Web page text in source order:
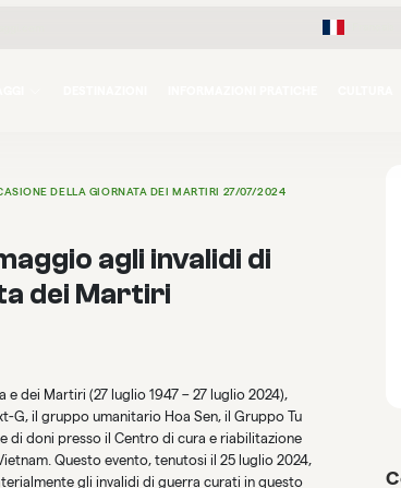
DELLA GIORNATA DEI MARTIRI 27/07/2024
agli invalidi di
dei Martiri
e dei Martiri (27 luglio 1947 – 27 luglio 2024),
G, il gruppo umanitario Hoa Sen, il Gruppo Tu
di doni presso il Centro di cura e riabilitazione
Questo evento, tenutosi il 25 luglio 2024,
gli invalidi di guerra curati in questo